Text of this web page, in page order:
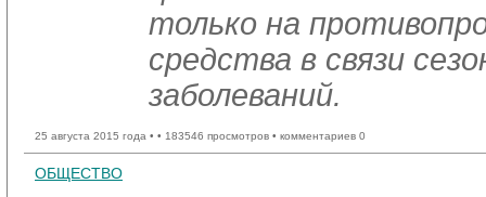
только на
средства в связи
заболеваний.
25 августа 2015 года • • 183546 просмотров • комментариев 0
ОБЩЕСТВО